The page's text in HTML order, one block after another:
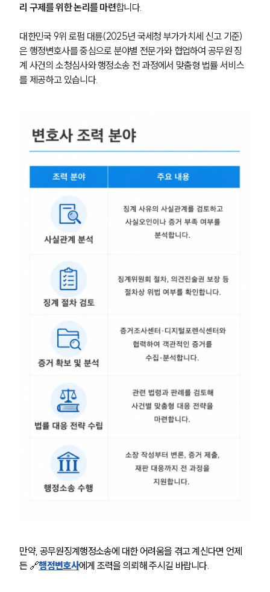
주요 업무사례
사례분석/최신동향
법률정보
법률지식인
헌법·행정·규제·개혁그룹 업무
전체
구성원 소개
행정전문변호사
언론보도
공지사항
뉴스레터/브로슈어
세미나
대륜법률상담예약
리 구제를 위한 논리를 마련합니다.
대한민국 9위 로펌 대륜(2025년 국세청 부가가치세 신고 기준)
은 행정변호사를 중심으로 분야별 전문가와 협업하여 공무원 징
계 사건의 소청심사와 행정소송 전 과정에서 맞춤형 법률 서비스
를 제공하고 있습니다.
만약, 공무원징계행정소송에 대한 어려움을 겪고 계신다면 언제
든 🔗행정변호사에게 조력을 의뢰해 주시길 바랍니다.